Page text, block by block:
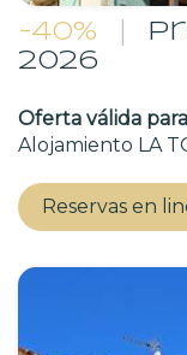
-40%
2026
Oferta válida
Alojamiento LA
Reservas en